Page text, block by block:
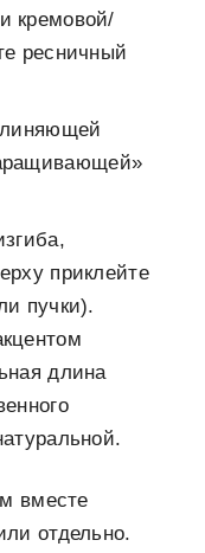
кремовой/
ресничный
приклейте
пучки).
длина
вместе
отдельно.